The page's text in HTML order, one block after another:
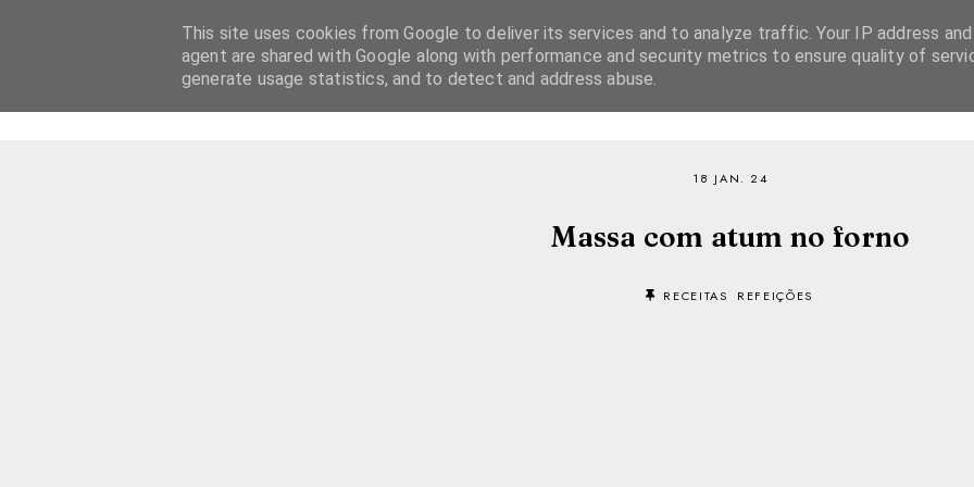
SOBRE RECEITAS
18 JAN. 24
Massa com atum no forno
RECEITAS REFEIÇÕES
This site uses cookies from Google to deliver its services and to analyze traffic. Your IP address
agent are shared with Google along with performance and security metrics to ensure quality of
generate usage statistics, and to detect and address abuse.